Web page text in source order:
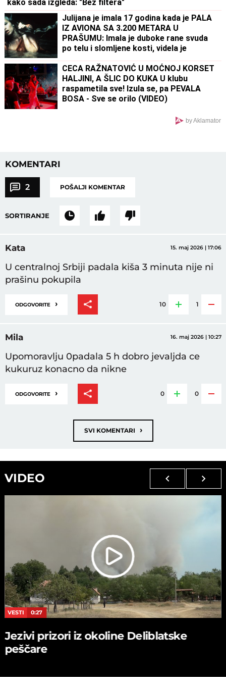
kako sada izgleda: "Bez filtera"
Julijana je imala 17 godina kada je PALA
IZ AVIONA SA 3.200 METARA U
PRAŠUMU: Imala je duboke rane svuda
po telu i slomljene kosti, videla je
MRTVU MAJKU, ali nije želela da se
preda
CECA RAŽNATOVIĆ U MOĆNOJ KORSET
HALJINI, A ŠLIC DO KUKA U klubu
raspametila sve! Izula se, pa PEVALA
BOSA - Sve se orilo (VIDEO)
by Aklamator
KOMENTARI
2 POŠALJI KOMENTAR
SORTIRANJE
Kata 15. maj 2026 | 17:06
U centralnoj Srbiji padala kiša 3 minuta nije ni
prašinu pokupila
ODGOVORITE › 10 1
Mila 16. maj 2026 | 10:27
Upomoravlju 0padala 5 h dobro jevaljda ce
kukuruz konacno da nikne
ODGOVORITE › 0 0
SVI KOMENTARI ›
VIDEO
VESTI 0:27
Jezivi prizori iz okoline Deliblatske
peščare